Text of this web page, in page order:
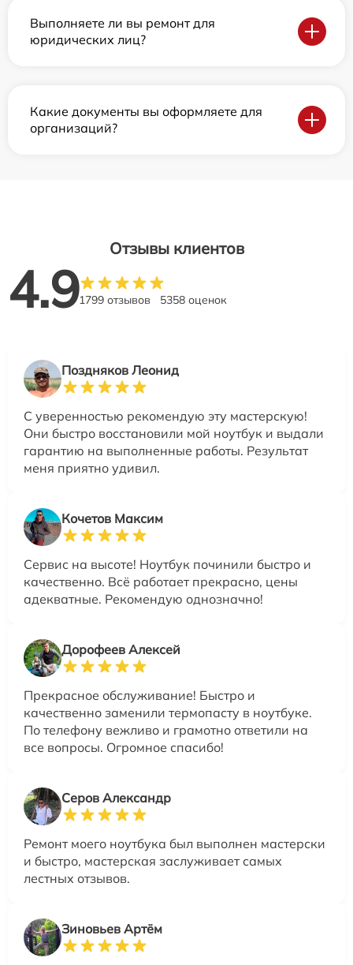
Выполняете ли вы ремонт для
юридических лиц?
Какие документы вы оформляете для
организаций?
Отзывы клиентов
4.91799 отзывов 5358 оценок
Поздняков Леонид
С уверенностью рекомендую эту мастерскую!
Они быстро восстановили мой ноутбук и выдали
гарантию на выполненные работы. Результат
меня приятно удивил.
Кочетов Максим
Сервис на высоте! Ноутбук починили быстро и
качественно. Всё работает прекрасно, цены
адекватные. Рекомендую однозначно!
Дорофеев Алексей
Прекрасное обслуживание! Быстро и
качественно заменили термопасту в ноутбуке.
По телефону вежливо и грамотно ответили на
все вопросы. Огромное спасибо!
Серов Александр
Ремонт моего ноутбука был выполнен мастерски
и быстро, мастерская заслуживает самых
лестных отзывов.
Зиновьев Артём